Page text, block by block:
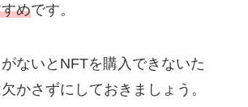
めです。
ないとNFTを購入できないた
かさずにしておきましょう。